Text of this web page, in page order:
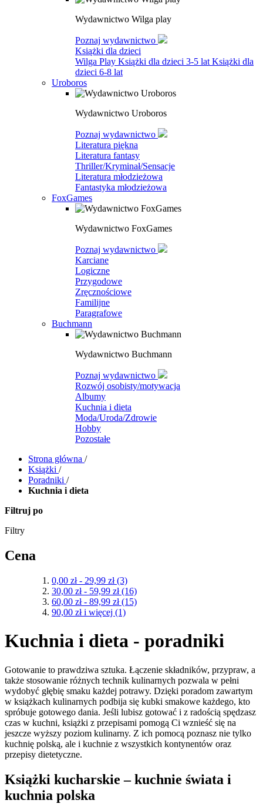
Wydawnictwo Wilga play
Poznaj wydawnictwo
Książki dla dzieci
Wilga Play Książki dla dzieci 3-5 lat Książki dla
dzieci 6-8 lat
Uroboros
Wydawnictwo Uroboros
Poznaj wydawnictwo
Literatura piękna
Literatura fantasy
Thriller/Kryminał/Sensacje
Literatura młodzieżowa
Fantastyka młodzieżowa
FoxGames
Wydawnictwo FoxGames
Poznaj wydawnictwo
Karciane
Logiczne
Przygodowe
Zręcznościowe
Familijne
Paragrafowe
Buchmann
Wydawnictwo Buchmann
Poznaj wydawnictwo
Rozwój osobisty/motywacja
Albumy
Kuchnia i dieta
Moda/Uroda/Zdrowie
Hobby
Pozostałe
Strona główna /
Książki /
Poradniki /
Kuchnia i dieta
Filtruj po
Filtry
Cena
0,00 zł- 29,99 zł (3)
30,00 zł- 59,99 zł (16)
60,00 zł- 89,99 zł (15)
90,00 złi więcej (1)
Kuchnia i dieta - poradniki
Gotowanie to prawdziwa sztuka. Łączenie składników, przypraw, a
także stosowanie różnych technik kulinarnych pozwala w pełni
wydobyć głębię smaku każdej potrawy. Dzięki poradom zawartym
w książkach kulinarnych podbija się kubki smakowe każdego, kto
spróbuje gotowego dania. Jeśli lubisz gotować i z radością spędzasz
czas w kuchni, książki z przepisami pomogą Ci wznieść się na
jeszcze wyższy poziom kulinarny. Z ich pomocą poznasz nie tylko
kuchnię polską, ale i kuchnie z wszystkich kontynentów oraz
przepisy dietetyczne.
Książki kucharskie – kuchnie świata i
kuchnia polska